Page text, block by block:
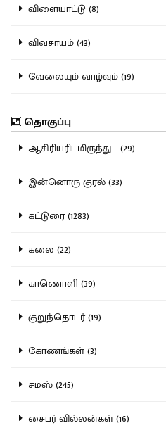
விளையாட்டு (8)
விவசாயம் (43)
வேலையும் வாழ்வும் (19)
தொகுப்பு
ஆசிரியரிடமிருந்து... (29)
இன்னொரு குரல் (33)
கட்டுரை (1283)
கலை (22)
காணொளி (39)
குறுந்தொடர் (19)
கோணங்கள் (3)
சமஸ் (245)
சைபர் வில்லன்கள் (16)